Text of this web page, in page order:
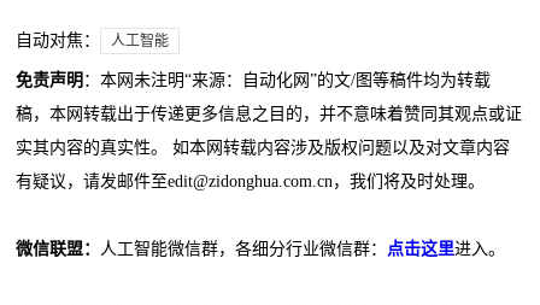
自动对焦： 人工智能
免责声明 ：本网未注明“来源：自动化网”的文/图等稿件均为转载
稿，本网转载出于传递更多信息之目的，并不意味着赞同其观点或证
实其内容的真实性。 如本网转载内容涉及版权问题以及对文章内容
有疑议，请发邮件至edit@zidonghua.com.cn，我们将及时处理。
微信联盟： 人工智能微信群，各细分行业微信群： 点击这里进入。